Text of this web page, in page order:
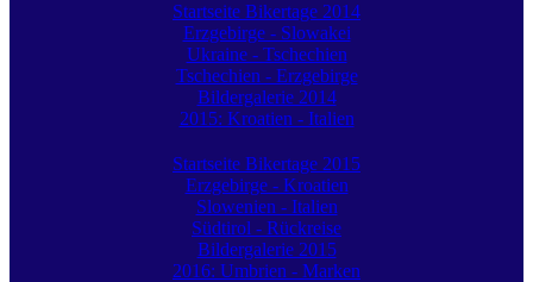
Startseite Bikertage 2014
Erzgebirge - Slowakei
Ukraine - Tschechien
Tschechien - Erzgebirge
Bildergalerie 2014
2015: Kroatien - Italien
Startseite Bikertage 2015
Erzgebirge - Kroatien
Slowenien - Italien
Südtirol - Rückreise
Bildergalerie 2015
2016: Umbrien - Marken